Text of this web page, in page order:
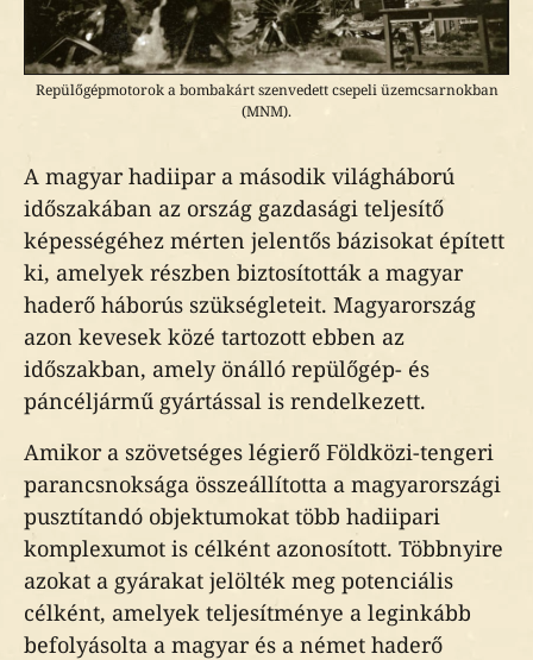
Repülőgépmotorok a bombakárt szenvedett csepeli üzemcsarnokban
(MNM).
A magyar hadiipar a második világháború
időszakában az ország gazdasági teljesítő
képességéhez mérten jelentős bázisokat épített
ki, amelyek részben biztosították a magyar
haderő háborús szükségleteit. Magyarország
azon kevesek közé tartozott ebben az
időszakban, amely önálló repülőgép- és
páncéljármű gyártással is rendelkezett.
Amikor a szövetséges légierő Földközi-tengeri
parancsnoksága összeállította a magyarországi
pusztítandó objektumokat több hadiipari
komplexumot is célként azonosított. Többnyire
azokat a gyárakat jelölték meg potenciális
célként, amelyek teljesítménye a leginkább
befolyásolta a magyar és a német haderő